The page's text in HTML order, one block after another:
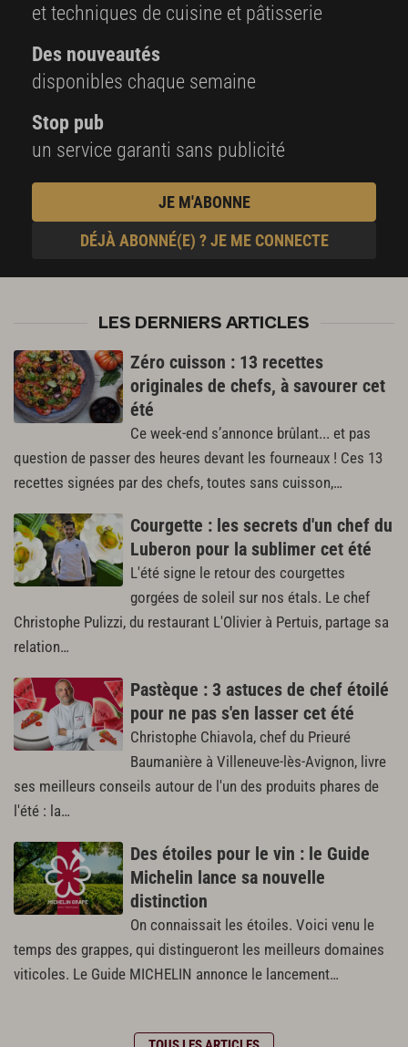
et techniques de cuisine et pâtisserie
Des nouveautés
disponibles chaque semaine
Stop pub
un service garanti sans publicité
JE M'ABONNE
DÉJÀ ABONNÉ(E) ? JE ME CONNECTE
LES DERNIERS ARTICLES
Zéro cuisson : 13 recettes
originales de chefs, à savourer cet
été
Ce week-end s’annonce brûlant... et pas
question de passer des heures devant les fourneaux ! Ces 13
recettes signées par des chefs, toutes sans cuisson,…
Courgette : les secrets d'un chef du
Luberon pour la sublimer cet été
L'été signe le retour des courgettes
gorgées de soleil sur nos étals. Le chef
Christophe Pulizzi, du restaurant L'Olivier à Pertuis, partage sa
relation…
Pastèque : 3 astuces de chef étoilé
pour ne pas s'en lasser cet été
Christophe Chiavola, chef du Prieuré
Baumanière à Villeneuve-lès-Avignon, livre
ses meilleurs conseils autour de l'un des produits phares de
l'été : la…
Des étoiles pour le vin : le Guide
Michelin lance sa nouvelle
distinction
On connaissait les étoiles. Voici venu le
temps des grappes, qui distingueront les meilleurs domaines
viticoles. Le Guide MICHELIN annonce le lancement…